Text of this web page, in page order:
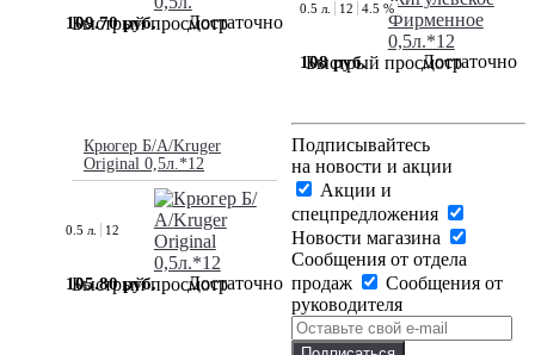
Быстрый просмотр
109.70 руб. Достаточно
Быстрый просмотр
0.5 л. 12 4.5 %
108 руб. Достаточно
Крюгер Б/А/Kruger
Original 0,5л.*12
Быстрый просмотр
0.5 л. 12
105.80 руб. Достаточно
Подписывайтесь
на новости и акции
Акции и
спецпредложения
Новости магазина
Сообщения от отдела
продаж
Сообщения от
руководителя